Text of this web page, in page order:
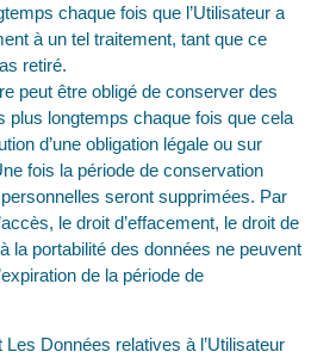
chaque fois que l’Utilisateur a
à un tel traitement, tant que ce
retiré.
peut être obligé de conserver des
plus longtemps chaque fois que cela
d’une obligation légale ou sur
fois la période de conservation
seront supprimées. Par
le droit d’effacement, le droit de
la portabilité des données ne peuvent
de la période de
Données relatives à l’Utilisateur